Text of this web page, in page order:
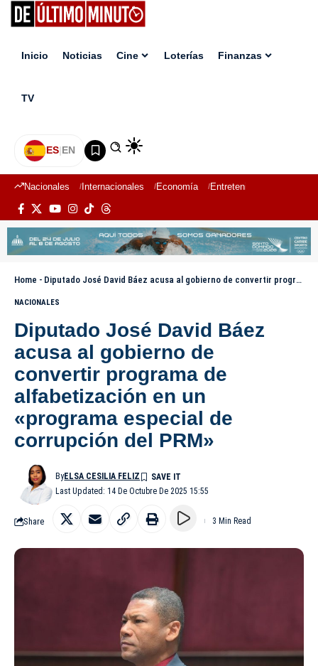
Inicio Noticias Cine Loterías Finanzas
TV
ES|EN
Nacionales Internacionales Economía Entretenimiento
Home - Diputado José David Báez acusa al gobierno de convertir programa de alfabetización en un «programa especial de corrupción del PRM»
NACIONALES
Diputado José David Báez
acusa al gobierno de
convertir programa de
alfabetización en un
«programa especial de
corrupción del PRM»
Last Updated: 14 De Octubre De 2025 15:55
ByELSA CESILIA FELIZ
Share 3 Min Read